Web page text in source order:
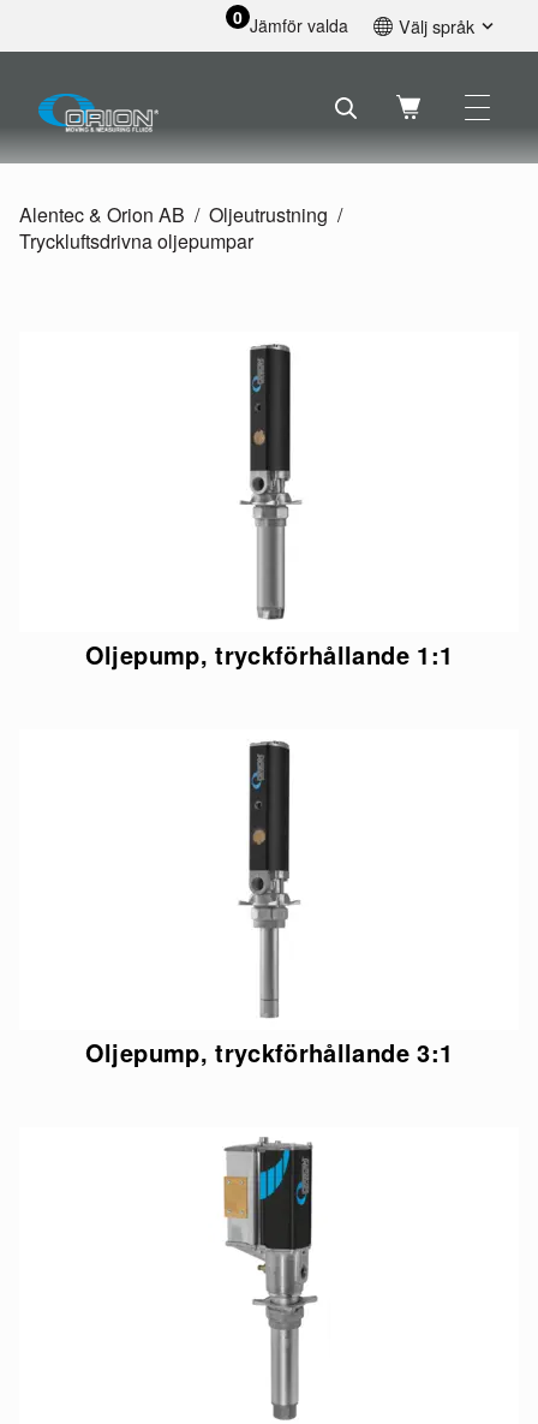
0 Jämför valda Välj språk
Svenska
Français
Nederlands
Alentec & Orion AB
Oljeutrustning
Tryckluftsdrivna oljepumpar
Oljepump, tryckförhållande 1:1
Oljepump, tryckförhållande 3:1